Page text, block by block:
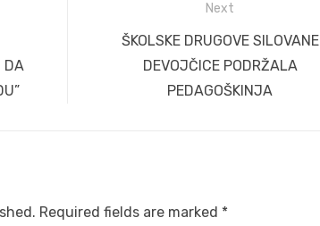
DA
Next
NextŠKOLSKE DRUGOVE SILOVANE
DEVOJČICE PODRŽALA
PEDAGOŠKINJA
Required fields are marked *